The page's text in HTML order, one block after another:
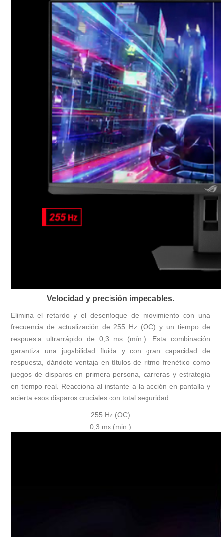
Velocidad y precisión impecables.
Elimina el retardo y el desenfoque de movimiento con una
frecuencia de actualización de 255 Hz (OC) y un tiempo de
respuesta ultrarrápido de 0,3 ms (mín.). Esta combinación
garantiza una jugabilidad fluida y con gran capacidad de
respuesta, dándote ventaja en títulos de ritmo frenético como
juegos de disparos en primera persona, carreras y estrategia
en tiempo real. Reacciona al instante a la acción en pantalla y
acierta esos disparos cruciales con total seguridad.
255 Hz (OC)
0,3 ms (min.)